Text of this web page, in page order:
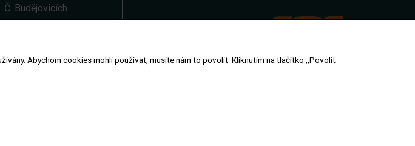
Č. Budějovicích
pod sp. z. C1304
Abychom cookies mohli používat, musíte nám to povolit. Kliknutím na tlačítko ,,Povolit